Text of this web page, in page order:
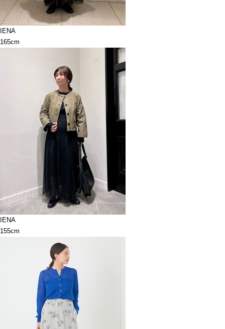
IENA
165cm
IENA
155cm